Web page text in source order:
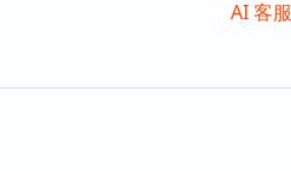
AI 客服